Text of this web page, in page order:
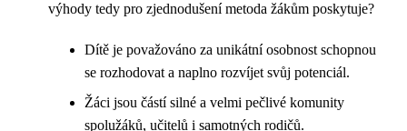
výhody tedy pro zjednodušení metoda žákům poskytuje?
Dítě je považováno za unikátní osobnost schopnou
se rozhodovat a naplno rozvíjet svůj potenciál.
Žáci jsou částí silné a velmi pečlivé komunity
spolužáků, učitelů i samotných rodičů.